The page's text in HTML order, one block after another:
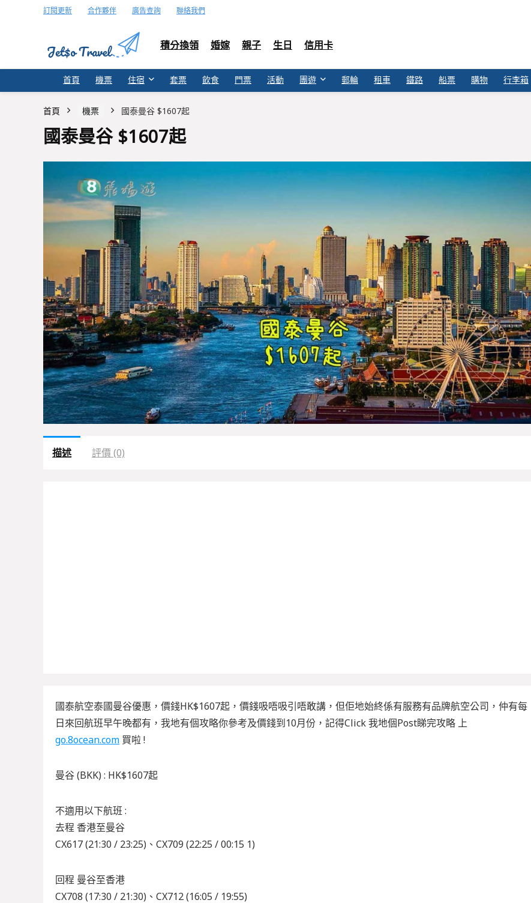
訂閱更新 合作夥伴 廣告查詢 聯絡我們
積分換領 婚嫁 親子 生日 信用卡
首頁 機票 住宿 套票 飲食 門票 活動 團遊 郵輪 租車 鐵路 船票 購物 行李箱
首頁 機票 國泰曼谷 $1607起
國泰曼谷 $1607起
描述 評價 (0)
國泰航空泰國曼谷優惠，價錢HK$1607起，價錢吸唔吸引唔敢講，但佢地始終係有服務有品牌航空公司，仲有每
日來回航班早午晚都有，我地有個攻略你參考及價錢到10月份，記得Click 我地個Post睇完攻略 上
go.8ocean.com 買啦 !
曼谷 (BKK) : HK$1607起
不適用以下航班 :
去程 香港至曼谷
CX617 (21:30 / 23:25)、CX709 (22:25 / 00:15 1)
回程 曼谷至香港
CX708 (17:30 / 21:30)、CX712 (16:05 / 19:55)